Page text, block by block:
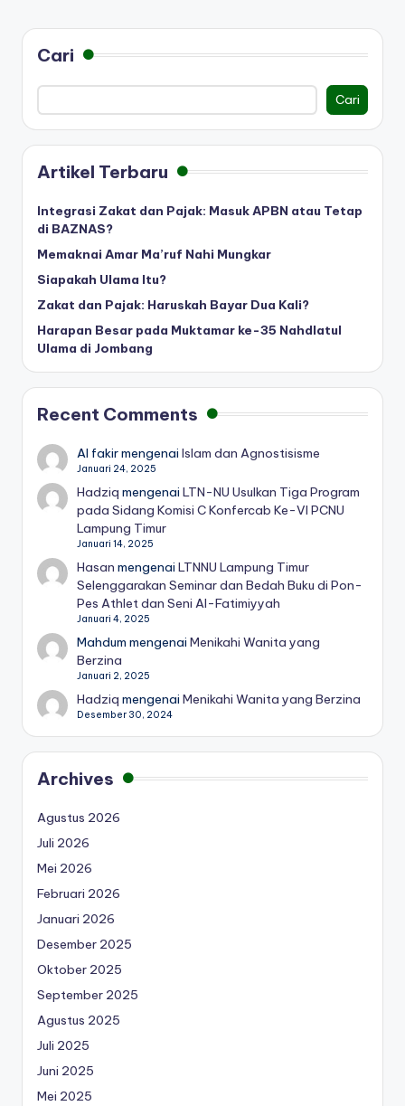
Cari
Cari
Artikel Terbaru
Integrasi Zakat dan Pajak: Masuk APBN atau Tetap
di BAZNAS?
Memaknai Amar Ma’ruf Nahi Mungkar
Siapakah Ulama Itu?
Zakat dan Pajak: Haruskah Bayar Dua Kali?
Harapan Besar pada Muktamar ke-35 Nahdlatul
Ulama di Jombang
Recent Comments
Al fakirmengenaiIslam dan Agnostisisme
Januari 24, 2025
Hadziq mengenaiLTN-NU Usulkan Tiga Program
pada Sidang Komisi C Konfercab Ke-VI PCNU
Lampung Timur
Januari 14, 2025
Hasan mengenaiLTNNU Lampung Timur
Selenggarakan Seminar dan Bedah Buku di Pon-
Pes Athlet dan Seni Al-Fatimiyyah
Januari 4, 2025
Mahdum mengenaiMenikahi Wanita yang
Berzina
Januari 2, 2025
Hadziq mengenaiMenikahi Wanita yang Berzina
Desember 30, 2024
Archives
Agustus 2026
Juli 2026
Mei 2026
Februari 2026
Januari 2026
Desember 2025
Oktober 2025
September 2025
Agustus 2025
Juli 2025
Juni 2025
Mei 2025